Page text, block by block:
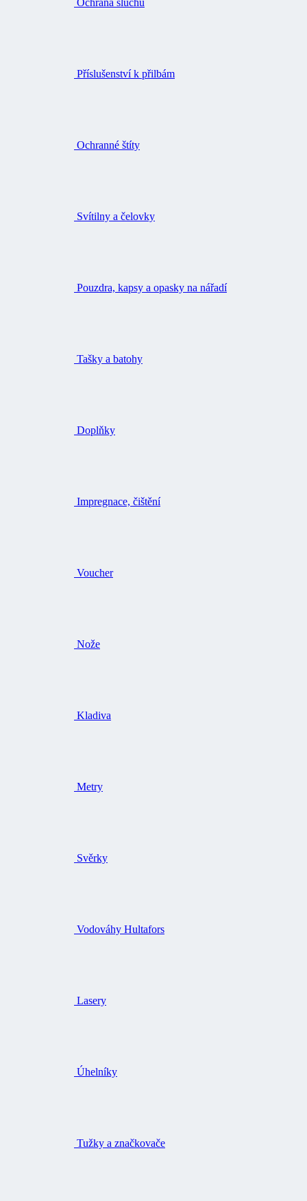
Ochrana sluchu
Příslušenství k přilbám
Ochranné štíty
Svítilny a čelovky
Pouzdra, kapsy a opasky na nářadí
Tašky a batohy
Doplňky
Impregnace, čištění
Voucher
Nože
Kladiva
Metry
Svěrky
Vodováhy Hultafors
Lasery
Úhelníky
Tužky a značkovače